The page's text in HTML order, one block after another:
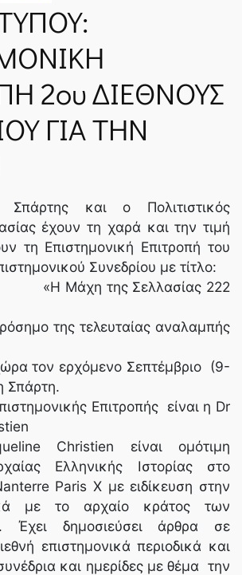
2ου ΔΙΕΘΝΟΥΣ
ΓΙΑ ΤΗΝ
Σπάρτης και ο Πολιτιστικός
έχουν τη χαρά και την τιμή
τη Επιστημονική Επιτροπή του
Συνεδρίου με τίτλο:
Σελλασίας 222
τελευταίας αναλαμπής
τον ερχόμενο Σεπτέμβριο (9-
Σπάρτη.
Επιτροπής είναι η Dr
Christien είναι ομότιμη
Ελληνικής Ιστορίας στο
Paris X με ειδίκευση στην
με το αρχαίο κράτος των
Έχει δημοσιεύσει άρθρα σε
επιστημονικά περιοδικά και
και ημερίδες με θέμα την